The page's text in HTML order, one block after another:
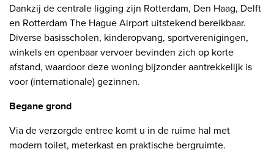
Dankzij de centrale ligging zijn Rotterdam, Den Haag, Delft
en Rotterdam The Hague Airport uitstekend bereikbaar.
Diverse basisscholen, kinderopvang, sportverenigingen,
winkels en openbaar vervoer bevinden zich op korte
afstand, waardoor deze woning bijzonder aantrekkelijk is
voor (internationale) gezinnen.
Begane grond
Via de verzorgde entree komt u in de ruime hal met
modern toilet, meterkast en praktische bergruimte.